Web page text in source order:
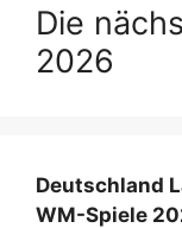
Die
2026
Deutschland
WM-Spiele